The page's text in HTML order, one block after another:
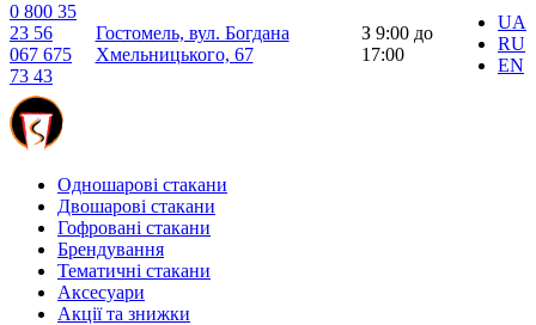
0 800 35
23 56
067 675
73 43
Гостомель, вул. Богдана
Хмельницького, 67
З 9:00 до
17:00
UA
RU
EN
Одношарові стакани
Двошарові стакани
Гофровані стакани
Брендування
Тематичні стакани
Аксесуари
Акції та знижки